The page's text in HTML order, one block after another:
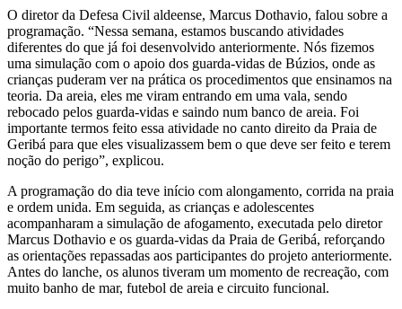
O diretor da Defesa Civil aldeense, Marcus Dothavio, falou sobre a
programação. “Nessa semana, estamos buscando atividades
diferentes do que já foi desenvolvido anteriormente. Nós fizemos
uma simulação com o apoio dos guarda-vidas de Búzios, onde as
crianças puderam ver na prática os procedimentos que ensinamos na
teoria. Da areia, eles me viram entrando em uma vala, sendo
rebocado pelos guarda-vidas e saindo num banco de areia. Foi
importante termos feito essa atividade no canto direito da Praia de
Geribá para que eles visualizassem bem o que deve ser feito e terem
noção do perigo”, explicou.
A programação do dia teve início com alongamento, corrida na praia
e ordem unida. Em seguida, as crianças e adolescentes
acompanharam a simulação de afogamento, executada pelo diretor
Marcus Dothavio e os guarda-vidas da Praia de Geribá, reforçando
as orientações repassadas aos participantes do projeto anteriormente.
Antes do lanche, os alunos tiveram um momento de recreação, com
muito banho de mar, futebol de areia e circuito funcional.